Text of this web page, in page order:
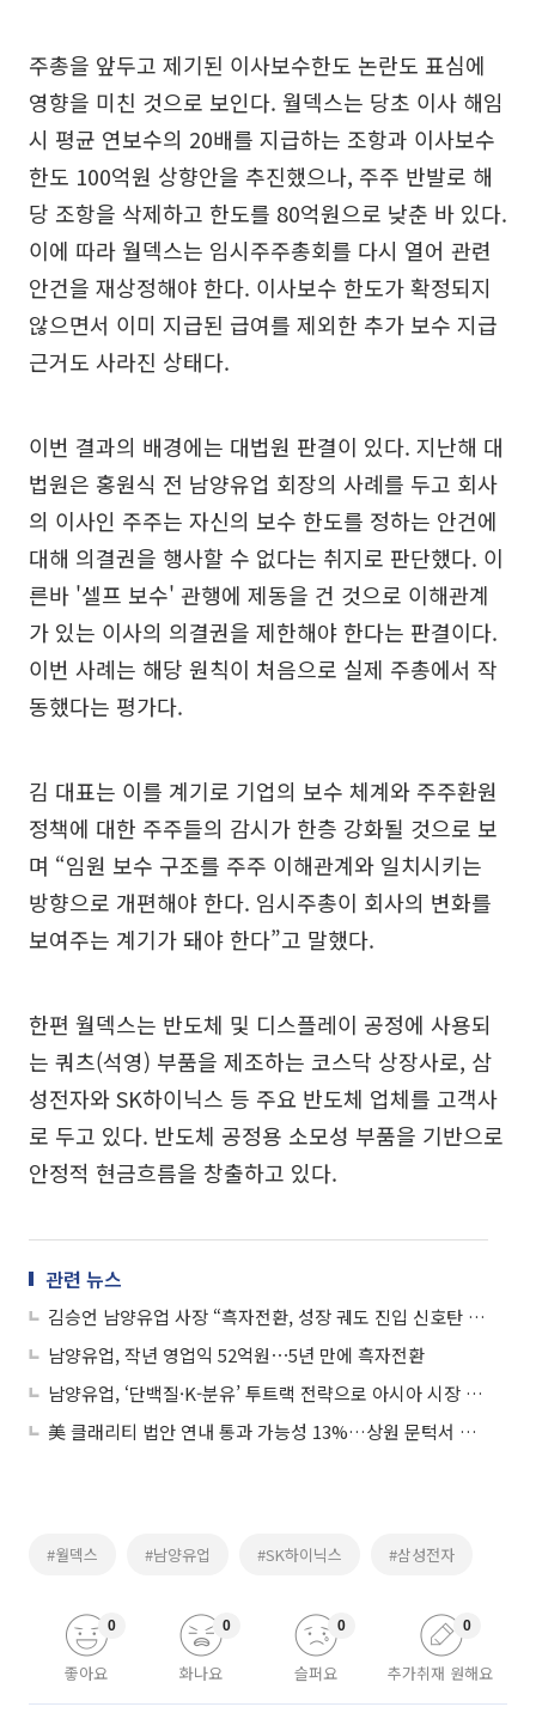
주총을 앞두고 제기된 이사보수한도 논란도 표심에
영향을 미친 것으로 보인다. 월덱스는 당초 이사 해임
시 평균 연보수의 20배를 지급하는 조항과 이사보수
한도 100억원 상향안을 추진했으나, 주주 반발로 해
당 조항을 삭제하고 한도를 80억원으로 낮춘 바 있다.
이에 따라 월덱스는 임시주주총회를 다시 열어 관련
안건을 재상정해야 한다. 이사보수 한도가 확정되지
않으면서 이미 지급된 급여를 제외한 추가 보수 지급
근거도 사라진 상태다.
이번 결과의 배경에는 대법원 판결이 있다. 지난해 대
법원은 홍원식 전 남양유업 회장의 사례를 두고 회사
의 이사인 주주는 자신의 보수 한도를 정하는 안건에
대해 의결권을 행사할 수 없다는 취지로 판단했다. 이
른바 '셀프 보수' 관행에 제동을 건 것으로 이해관계
가 있는 이사의 의결권을 제한해야 한다는 판결이다.
이번 사례는 해당 원칙이 처음으로 실제 주총에서 작
동했다는 평가다.
김 대표는 이를 계기로 기업의 보수 체계와 주주환원
정책에 대한 주주들의 감시가 한층 강화될 것으로 보
며 “임원 보수 구조를 주주 이해관계와 일치시키는
방향으로 개편해야 한다. 임시주총이 회사의 변화를
보여주는 계기가 돼야 한다”고 말했다.
한편 월덱스는 반도체 및 디스플레이 공정에 사용되
는 쿼츠(석영) 부품을 제조하는 코스닥 상장사로, 삼
성전자와 SK하이닉스 등 주요 반도체 업체를 고객사
로 두고 있다. 반도체 공정용 소모성 부품을 기반으로
안정적 현금흐름을 창출하고 있다.
관련 뉴스
김승언 남양유업 사장 “흑자전환, 성장 궤도 진입 신호탄 될 것”
남양유업, 작년 영업익 52억원⋯5년 만에 흑자전환
남양유업, ‘단백질·K-분유’ 투트랙 전략으로 아시아 시장 공략
美 클래리티 법안 연내 통과 가능성 13%…상원 문턱서 제동
#월덱스 #남양유업 #SK하이닉스 #삼성전자
좋아요
0
화나요
0
슬퍼요
0
추가취재 원해요
0